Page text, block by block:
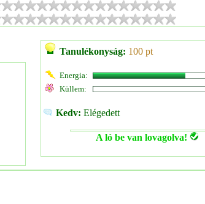
Tanulékonyság: 100 pt
Energia:
Küllem:
Kedv: Elégedett
A ló be van lovagolva!